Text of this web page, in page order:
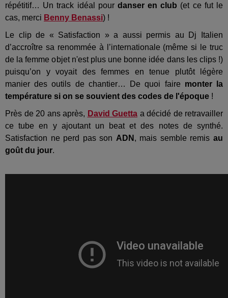
répétitif… Un track idéal pour danser en club (et ce fut le
cas, merci Benny Benassi) !
Le clip de « Satisfaction » a aussi permis au Dj Italien
d’accroître sa renommée à l’internationale (même si le truc
de la femme objet n'est plus une bonne idée dans les clips !)
puisqu’on y voyait des femmes en tenue plutôt légère
manier des outils de chantier… De quoi faire monter la
température si on se souvient des codes de l'époque !
Près de 20 ans après, David Guetta a décidé de retravailler
ce tube en y ajoutant un beat et des notes de synthé.
Satisfaction ne perd pas son ADN , mais semble remisau
goût du jour.